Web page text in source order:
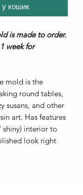
кошик
is made to order.
week for
mold is the
round tables,
susans, and other
art. Has features
shiny) interior to
look right